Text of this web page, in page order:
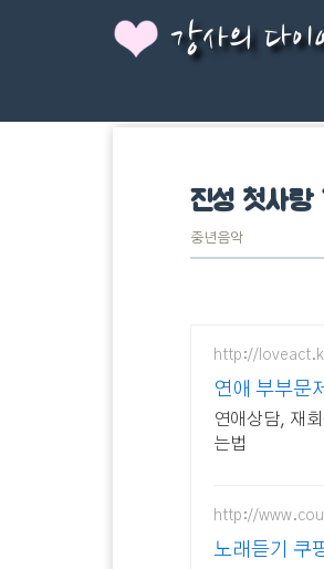
강사의 다이
진성 첫사랑
중년음악
http://
연애 부부문
연애상담, 재
는법
http://
노래듣기 쿠